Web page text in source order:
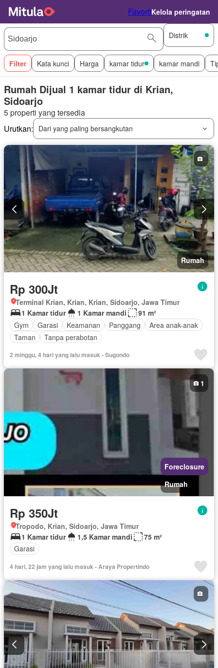
FavoritKelola peringatan
Distrik
Filter Kata kunci Harga kamar tidur kamar mandi
Rumah Dijual 1 kamar tidur di Krian,
Sidoarjo
5 properti yang tersedia
Urutkan:
Dari yang paling bersangkutan
Rumah
Rp 300Jt
Terminal Krian, Krian, Krian, Sidoarjo, Jawa Timur
1 Kamar tidur
1 Kamar mandi
91 m²
Gym
Garasi Keamanan Panggang
Area anak-anak
Taman
Tanpa perabotan
2 minggu, 4 hari yang lalu masuk - Sugondo
Foreclosure
Rumah
1
Rp 350Jt
Tropodo, Krian, Sidoarjo, Jawa Timur
1 Kamar tidur
1,5 Kamar mandi
75 m²
Garasi
4 hari, 22 jam yang lalu masuk - Araya Propertindo